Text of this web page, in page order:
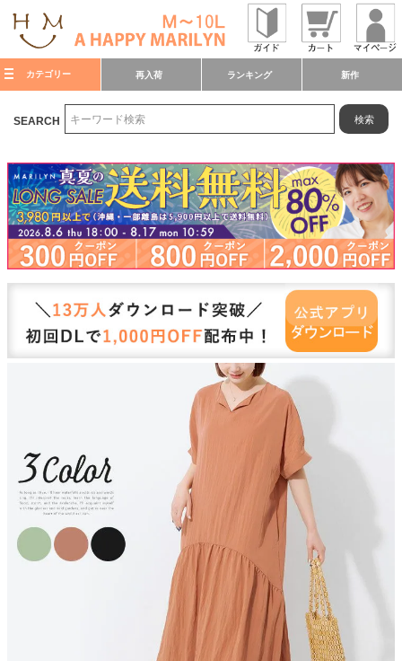
カテゴリー 再入荷 ランキング 新作
SEARCH 検索